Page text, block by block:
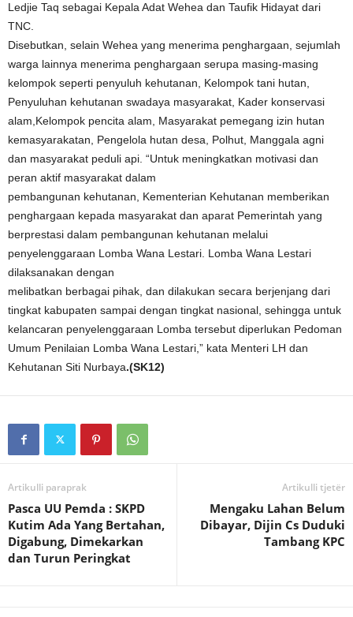
Ledjie Taq sebagai Kepala Adat Wehea dan Taufik Hidayat dari
TNC.
Disebutkan, selain Wehea yang menerima penghargaan, sejumlah
warga lainnya menerima penghargaan serupa masing-masing
kelompok seperti penyuluh kehutanan, Kelompok tani hutan,
Penyuluhan kehutanan swadaya masyarakat, Kader konservasi
alam,Kelompok pencita alam, Masyarakat pemegang izin hutan
kemasyarakatan, Pengelola hutan desa, Polhut, Manggala agni
dan masyarakat peduli api. “Untuk meningkatkan motivasi dan
peran aktif masyarakat dalam
pembangunan kehutanan, Kementerian Kehutanan memberikan
penghargaan kepada masyarakat dan aparat Pemerintah yang
berprestasi dalam pembangunan kehutanan melalui
penyelenggaraan Lomba Wana Lestari. Lomba Wana Lestari
dilaksanakan dengan
melibatkan berbagai pihak, dan dilakukan secara berjenjang dari
tingkat kabupaten sampai dengan tingkat nasional, sehingga untuk
kelancaran penyelenggaraan Lomba tersebut diperlukan Pedoman
Umum Penilaian Lomba Wana Lestari,” kata Menteri LH dan
Kehutanan Siti Nurbaya.(SK12)
Artikulli paraprak
Pasca UU Pemda : SKPD
Kutim Ada Yang Bertahan,
Digabung, Dimekarkan
dan Turun Peringkat
Artikulli tjetër
Mengaku Lahan Belum
Dibayar, Dijin Cs Duduki
Tambang KPC